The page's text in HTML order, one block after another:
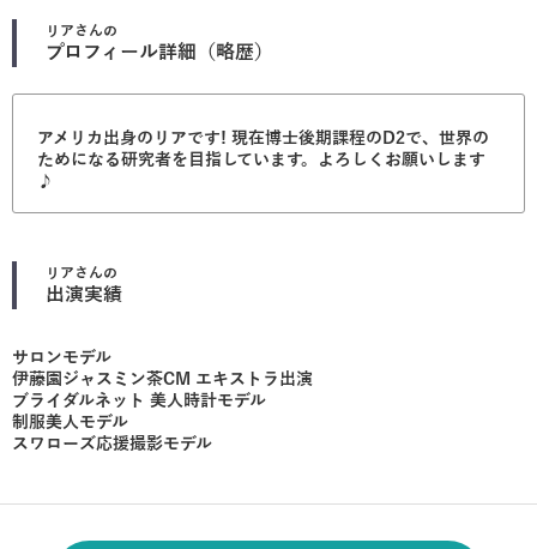
リア さんの
プロフィール詳細（略歴）
アメリカ出身のリアです! 現在博士後期課程のD2で、世界の
ためになる研究者を目指しています。よろしくお願いします
♪
リア さんの
出演実績
サロンモデル
伊藤園ジャスミン茶CM エキストラ出演
ブライダルネット 美人時計モデル
制服美人モデル
スワローズ応援撮影モデル